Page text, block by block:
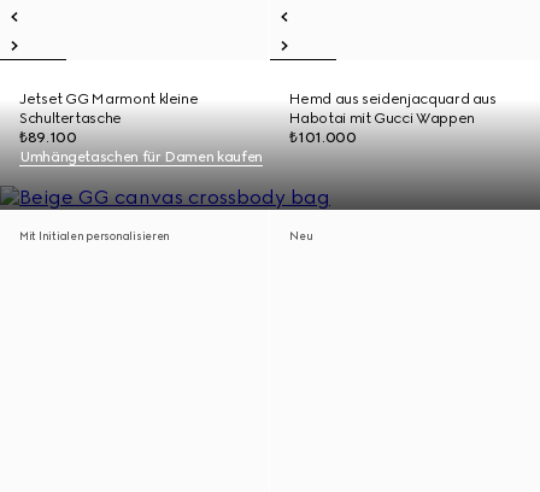
Jetset GG Marmont kleine
Schultertasche
₺89.100
Hemd aus seidenjacquard aus
Habotai mit Gucci Wappen
₺101.000
Umhängetaschen für Damen kaufen
Mit Initialen personalisieren Neu